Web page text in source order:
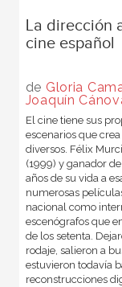
La dirección
cine español
de Gloria
Joaquín
El cine tiene sus
escenarios que
diversos. Félix
(1999) y ganador
años de su vida a
numerosas
nacional como
escenógrafos que
de los setenta.
rodaje, salieron a
estuvieron todavía
reconstrucciones